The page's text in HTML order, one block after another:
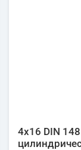
4х16 DIN